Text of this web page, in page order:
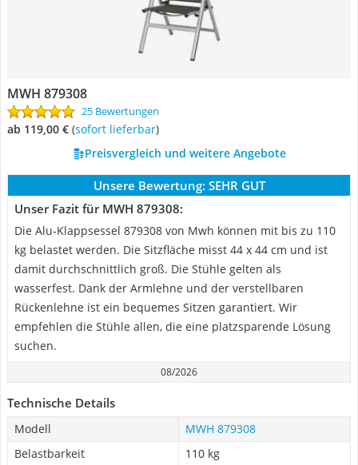
MWH 879308
25 Bewertungen
ab 119,00 € ( Sofort lieferbar)
Preisvergleich und weitere Angebote
Unsere Bewertung: SEHR GUT
Unser Fazit für MWH 879308:
Die Alu-Klappsessel 879308 von Mwh können mit bis zu 110
kg belastet werden. Die Sitzfläche misst 44 x 44 cm und ist
damit durchschnittlich groß. Die Stühle gelten als
wasserfest. Dank der Armlehne und der verstellbaren
Rückenlehne ist ein bequemes Sitzen garantiert. Wir
empfehlen die Stühle allen, die eine platzsparende Lösung
suchen.
08/2026
Technische Details
Modell
MWH 879308
Belastbarkeit
110 kg